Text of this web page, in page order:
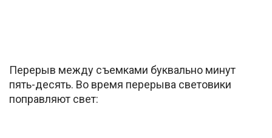
Перерыв между съемками буквально минут
пять-десять. Во время перерыва световики
поправляют свет: